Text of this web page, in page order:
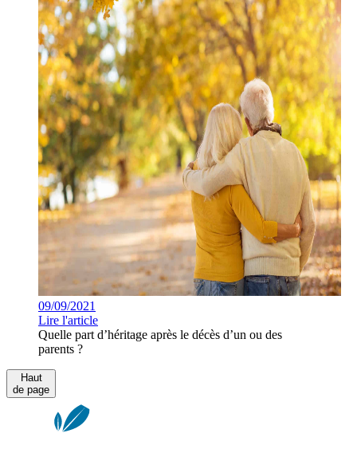
09/09/2021
Lire l'article
Quelle part d’héritage après le décès d’un ou des
parents ?
Haut
de page